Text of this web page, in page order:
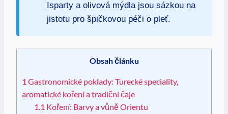
Isparty a olivová mýdla jsou sázkou na
jistotu pro špičkovou péči o pleť.
Obsah článku
1 Gastronomické poklady: Turecké speciality,
aromatické koření a tradiční čaje
1.1 Koření: Barvy a vůně Orientu